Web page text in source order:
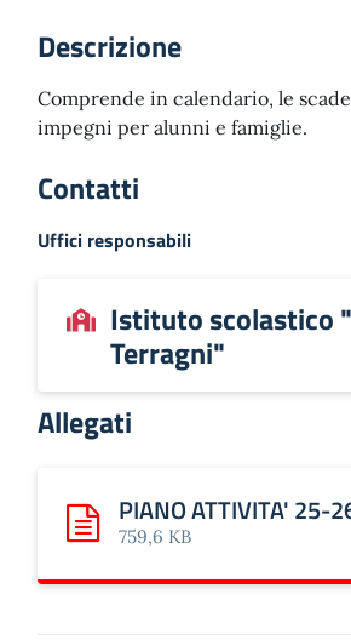
Descrizione
Comprende in calendario, le
impegni per alunni e famiglie.
Contatti
Uffici responsabili
Istituto scolastico
Terragni"
Allegati
Scarica: PIANO ATTIVITA' 25-26
PIANO ATTIVITA' 25-
759,6 KB